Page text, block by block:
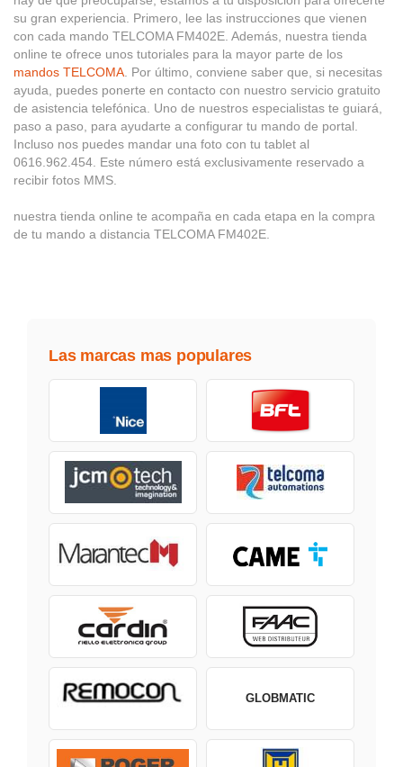
su gran experiencia. Primero, lee las instrucciones que vienen
con cada mando TELCOMA FM402E. Además, nuestra tienda
online te ofrece unos tutoriales para la mayor parte de los
mandos TELCOMA . Por último, conviene saber que, si necesitas
ayuda, puedes ponerte en contacto con nuestro servicio gratuito
de asistencia telefónica. Uno de nuestros especialistas te guiará,
paso a paso, para ayudarte a configurar tu mando de portal.
Incluso nos puedes mandar una foto con tu tablet al
0616.962.454. Este número está exclusivamente reservado a
recibir fotos MMS.
nuestra tienda online te acompaña en cada etapa en la compra
de tu mando a distancia TELCOMA FM402E.
Las marcas mas populares
GLOBMATIC